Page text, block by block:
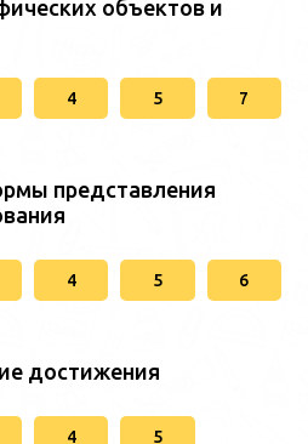
объектов и
4 5 7
представления
4 5 6
достижения
4 5